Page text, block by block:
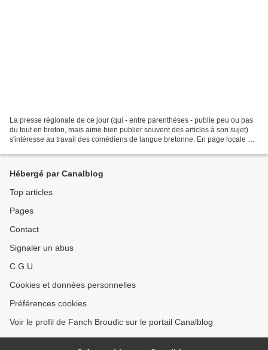
La presse régionale de ce jour (qui - entre parenthèses - publie peu ou pas
du tout en breton, mais aime bien publier souvent des articles à son sujet)
s'intéresse au travail des comédiens de langue bretonne. En page locale de
Hébergé par Canalblog
Top articles
Pages
Contact
Signaler un abus
C.G.U.
Cookies et données personnelles
Préférences cookies
Voir le profil de Fanch Broudic sur le portail Canalblog